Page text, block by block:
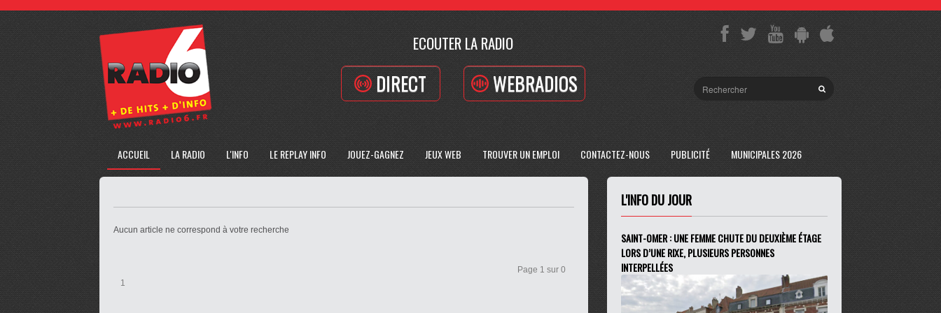
ECOUTER LA RADIO
DIRECT WEBRADIOS
ACCUEIL LA RADIO L'INFO LE REPLAY INFO JOUEZ-GAGNEZ JEUX WEB TROUVER UN EMPLOI CONTACTEZ-NOUS PUBLICITÉ MUNICIPALES 2026
Aucun article ne correspond à votre recherche
1
Page 1 sur 0
L'INFO DU JOUR
SAINT-OMER : UNE FEMME CHUTE DU DEUXIÈME ÉTAGE
LORS D’UNE RIXE, PLUSIEURS PERSONNES
INTERPELLÉES